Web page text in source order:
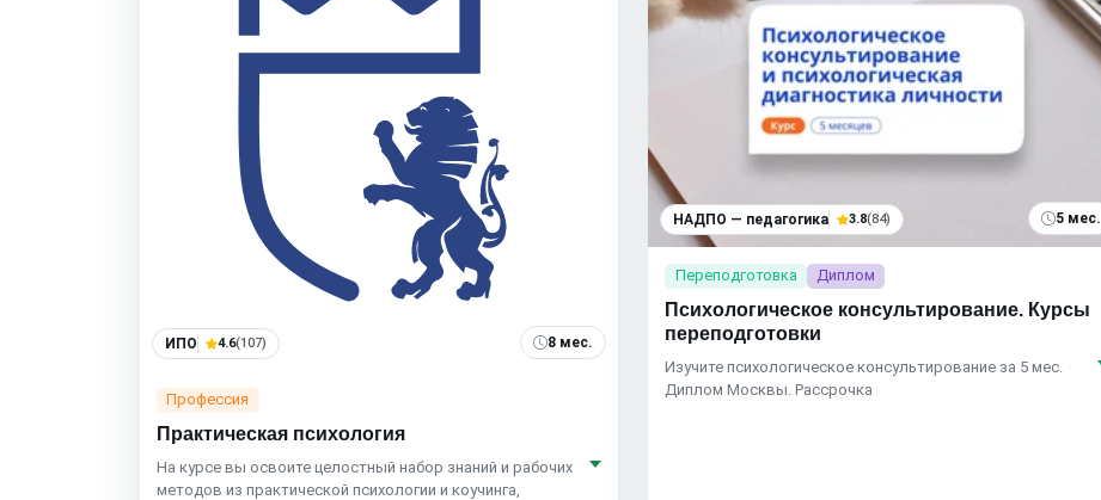
ИПО 4.6(107) 8 мес.
Профессия
Практическая психология
На курсе вы освоите целостный набор знаний и рабочих
методов из практической психологии и коучинга,
НАДПО — педагогика 3.8(84) 5 мес.
Переподготовка Диплом
Психологическое консультирование. Курсы
переподготовки
Изучите психологическое консультирование за 5 мес.
Диплом Москвы. Рассрочка